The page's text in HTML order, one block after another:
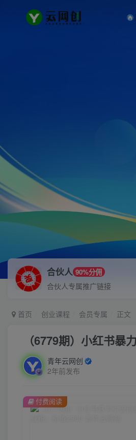
合伙人 90%分佣
合伙人专属推广链接
首页 创业课程 会员专属 正文
（6779期）小红书
青年云网创
2年前发布
付费阅读